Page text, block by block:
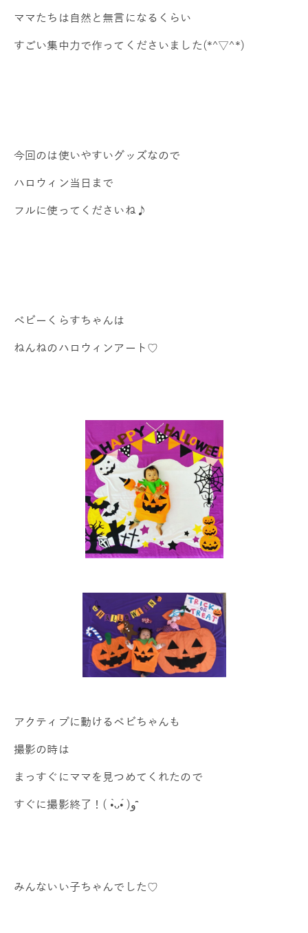
ママたちは自然と無言になるくらい
すごい集中力で作ってくださいました(*^▽^*)
今回のは使いやすいグッズなので
ハロウィン当日まで
フルに使ってくださいね♪
ベビーくらすちゃんは
ねんねのハロウィンアート♡
アクティブに動けるベビちゃんも
撮影の時は
まっすぐにママを見つめてくれたので
すぐに撮影終了！( •̀ᴗ•́ )و ̑̑
みんないい子ちゃんでした♡